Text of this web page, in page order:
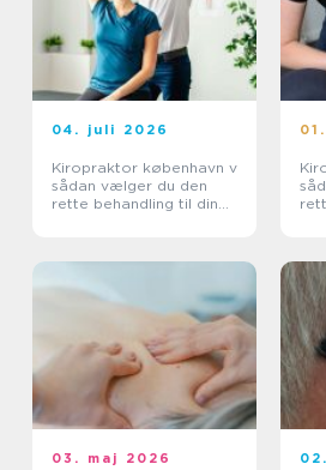
04. juli 2026
Kiropraktor københavn v
sådan vælger du den
rette behandling til dine
03. maj 2026